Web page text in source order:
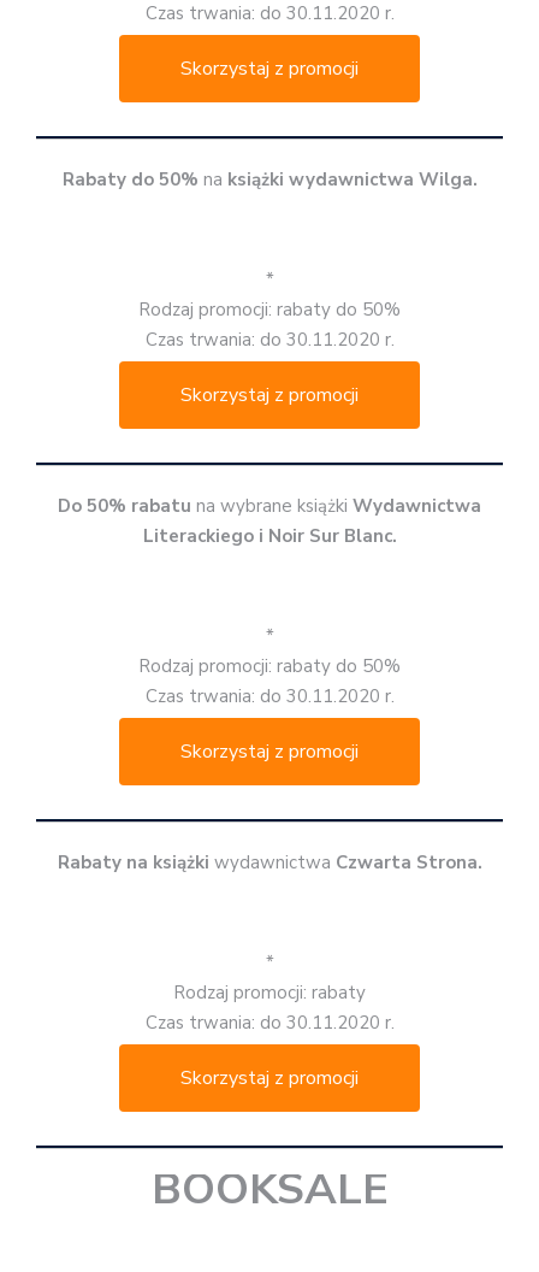
Czas trwania: do 30.11.2020 r.
Skorzystaj z promocji
Rabaty do 50% na książki wydawnictwa Wilga.
*
Rodzaj promocji: rabaty do 50%
Czas trwania: do 30.11.2020 r.
Skorzystaj z promocji
Do 50% rabatu na wybrane książki Wydawnictwa
Literackiego i Noir Sur Blanc.
*
Rodzaj promocji: rabaty do 50%
Czas trwania: do 30.11.2020 r.
Skorzystaj z promocji
Rabaty na książki wydawnictwa Czwarta Strona.
*
Rodzaj promocji: rabaty
Czas trwania: do 30.11.2020 r.
Skorzystaj z promocji
BOOKSALE